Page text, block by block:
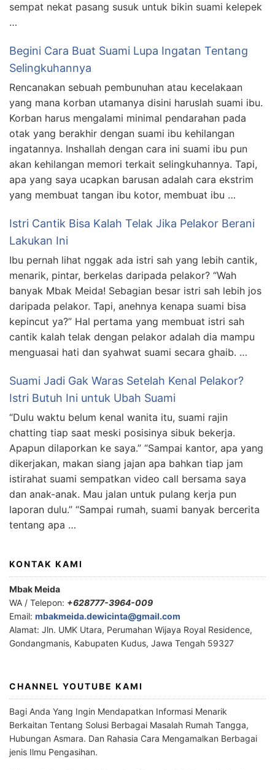
sempat nekat pasang susuk untuk bikin suami kelepek
…
Begini Cara Buat Suami Lupa Ingatan Tentang
Selingkuhannya
Rencanakan sebuah pembunuhan atau kecelakaan
yang mana korban utamanya disini haruslah suami ibu.
Korban harus mengalami minimal pendarahan pada
otak yang berakhir dengan suami ibu kehilangan
ingatannya. Inshallah dengan cara ini suami ibu pun
akan kehilangan memori terkait selingkuhannya. Tapi,
apa yang saya ucapkan barusan adalah cara ekstrim
yang membuat tangan ibu kotor, membuat ibu …
Istri Cantik Bisa Kalah Telak Jika Pelakor Berani
Lakukan Ini
Ibu pernah lihat nggak ada istri sah yang lebih cantik,
menarik, pintar, berkelas daripada pelakor? “Wah
banyak Mbak Meida! Sebagian besar istri sah lebih jos
daripada pelakor. Tapi, anehnya kenapa suami bisa
kepincut ya?” Hal pertama yang membuat istri sah
cantik kalah telak dengan pelakor adalah dia mampu
menguasai hati dan syahwat suami secara ghaib. …
Suami Jadi Gak Waras Setelah Kenal Pelakor?
Istri Butuh Ini untuk Ubah Suami
“Dulu waktu belum kenal wanita itu, suami rajin
chatting tiap saat meski posisinya sibuk bekerja.
Apapun dilaporkan ke saya.” “Sampai kantor, apa yang
dikerjakan, makan siang jajan apa bahkan tiap jam
istirahat suami sempatkan video call bersama saya
dan anak-anak. Mau jalan untuk pulang kerja pun
laporan dulu.” “Sampai rumah, suami banyak bercerita
tentang apa …
KONTAK KAMI
Mbak Meida
WA / Telepon: +628777-3964-009
Email: mbakmeida.dewicinta@gmail.com
Alamat: Jln. UMK Utara, Perumahan Wijaya Royal Residence,
Gondangmanis, Kabupaten Kudus, Jawa Tengah 59327
CHANNEL YOUTUBE KAMI
Bagi Anda Yang Ingin Mendapatkan Informasi Menarik
Berkaitan Tentang Solusi Berbagai Masalah Rumah Tangga,
Hubungan Asmara. Dan Rahasia Cara Mengamalkan Berbagai
jenis Ilmu Pengasihan.